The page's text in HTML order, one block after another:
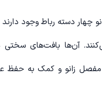
چهار دسته رباط وجود دارند
آن‌ها بافت‌های سختی
زانو و کمک به حفظ